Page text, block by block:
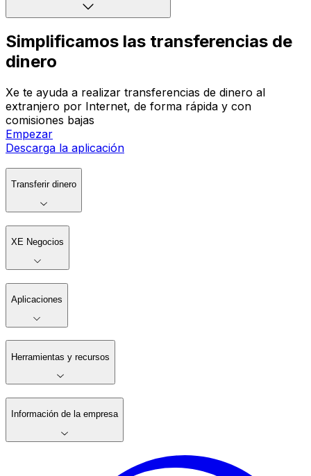
Simplificamos las transferencias de
dinero
Xe te ayuda a realizar transferencias de dinero al
extranjero por Internet, de forma rápida y con
comisiones bajas
Empezar
Descarga la aplicación
Transferir dinero
XE Negocios
Aplicaciones
Herramientas y recursos
Información de la empresa